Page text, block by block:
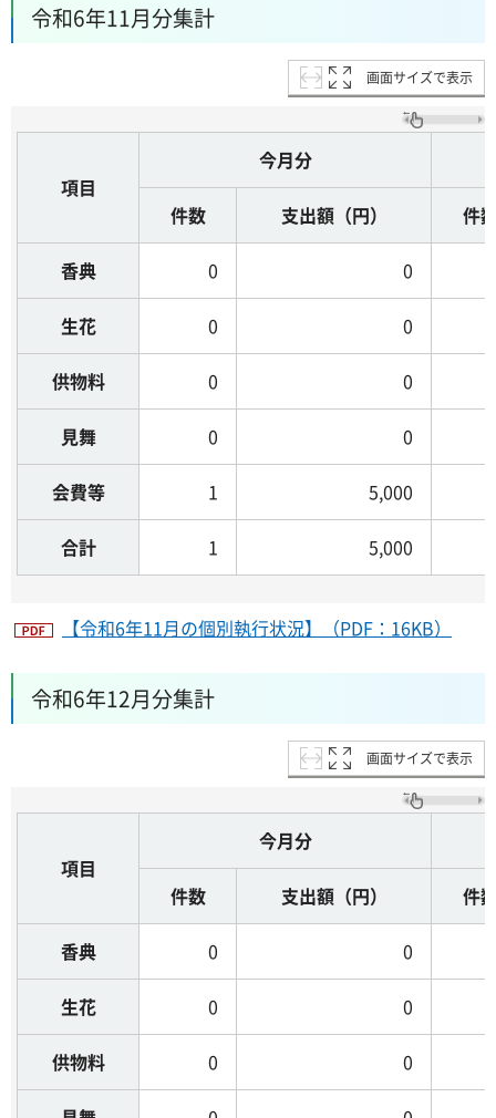
令和6年11月分集計
画面サイズで表示
項目
今月分
件数 支出額（円） 件
香典 0 0
生花 0 0
供物料 0 0
見舞 0 0
会費等 1 5,000
合計 1 5,000
【令和6年11月の個別執行状況】（PDF：16KB）
令和6年12月分集計
画面サイズで表示
項目
今月分
件数 支出額（円） 件
香典 0 0
生花 0 0
供物料 0 0